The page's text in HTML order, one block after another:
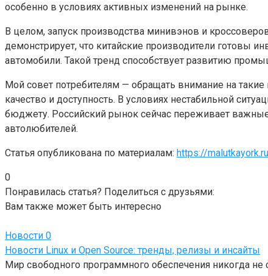
особенно в условиях активных изменений на рынке.
В целом, запуск производства минивэнов и
демонстрирует, что китайские производители готовы
автомобили. Такой тренд способствует развитию
Мой совет потребителям — обращать внимание на
качество и доступность. В условиях нестабильной
бюджету. Российский рынок сейчас переживает
автолюбителей.
Статья опубликована по материалам: https://malutkayork.ru
0
Понравилась статья? Поделиться с друзьями:
Вам также может быть интересно
Новости 0
Новости Linux и Open Source: тренды, релизы и инсайты
Мир свободного программного обеспечения никогда